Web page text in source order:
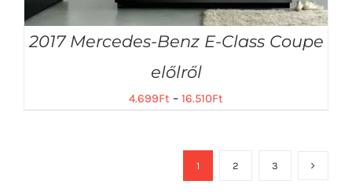
2017 Mercedes-Benz E-Class Coupe
előlről
4.699Ft – 16.510Ft
1 2 3